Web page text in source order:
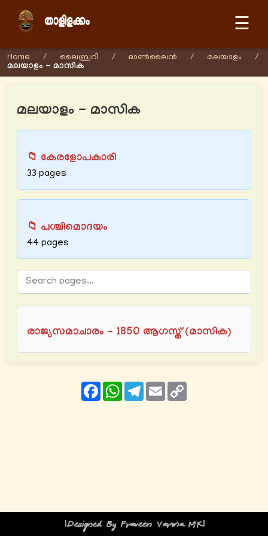
☰
Home / ലൈബ്രറി / ഓണ്‍ലൈന്‍ / മലയാളം /
മലയാളം - മാസിക
മലയാളം - മാസിക
📁 കേരളോപകാരി
33 pages
📁 പശ്ചിമൊദയം
44 pages
രാജ്യസമാചാരം - 1850 ആഗസ്ത് (മാസിക)
FacebookWhatsAppTelegram
Email
!Designed By Praveen Varma MK!